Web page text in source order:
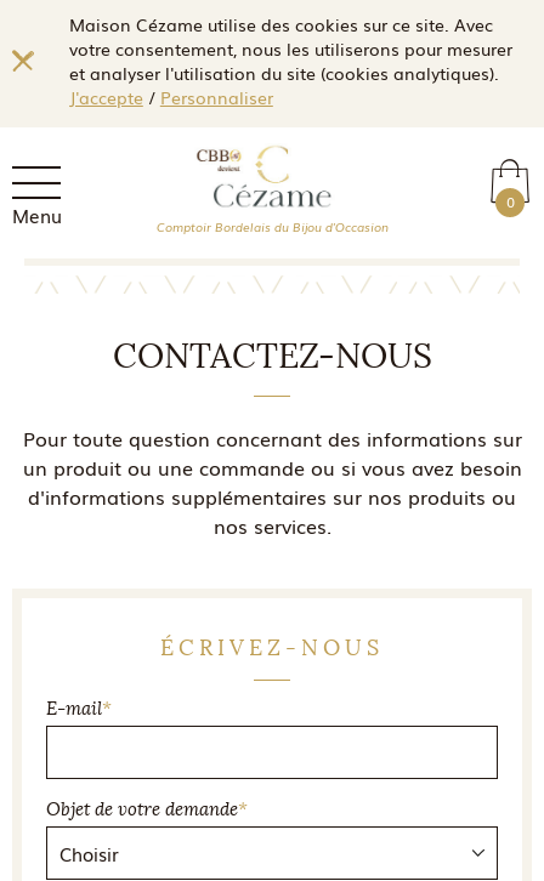
Maison Cézame utilise des cookies sur ce site. Avec
votre consentement, nous les utiliserons pour mesurer
et analyser l'utilisation du site (cookies analytiques).
J'accepte/ Personnaliser
Menu 0
Comptoir Bordelais du Bijou d'Occasion
CONTACTEZ-NOUS
Pour toute question concernant des informations sur
un produit ou une commande ou si vous avez besoin
d'informations supplémentaires sur nos produits ou
nos services.
ÉCRIVEZ-NOUS
E-mail*
Objet de votre demande*